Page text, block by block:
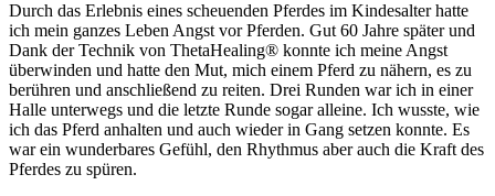
Durch das Erlebnis eines scheuenden Pferdes im Kindesalter hatte
ich mein ganzes Leben Angst vor Pferden. Gut 60 Jahre später und
Dank der Technik von ThetaHealing® konnte ich meine Angst
überwinden und hatte den Mut, mich einem Pferd zu nähern, es zu
berühren und anschließend zu reiten. Drei Runden war ich in einer
Halle unterwegs und die letzte Runde sogar alleine. Ich wusste, wie
ich das Pferd anhalten und auch wieder in Gang setzen konnte. Es
war ein wunderbares Gefühl, den Rhythmus aber auch die Kraft des
Pferdes zu spüren.